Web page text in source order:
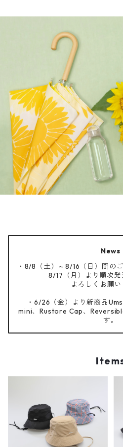
News
・8/8（土）～8/16（日）間の
8/17（月）より順次発
よろしくお願い
・6/26（金）より新商品
mini、Rustore Cap、
す。